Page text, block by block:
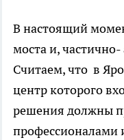
В настоящий
моста и,
Считаем, что в
центр которого
решения должны
профессионалами